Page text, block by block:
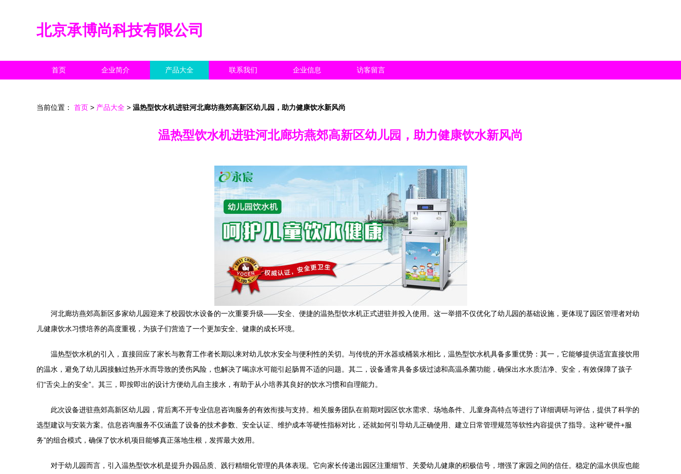
北京承博尚科技有限公司
首页 企业简介 产品大全 联系我们 企业信息 访客留言
当前位置： 首页 > 产品大全 > 温热型饮水机进驻河北廊坊燕郊高新区幼儿园，助力健康饮水新风尚
温热型饮水机进驻河北廊坊燕郊高新区幼儿园，助力健康饮水新风尚
河北廊坊燕郊高新区多家幼儿园迎来了校园饮水设备的一次重要升级——安全、便捷的温热型饮水机正式进驻并投入使用。这一举措不仅优化了幼儿园的基础设施，更体现了园区管理者对幼
儿健康饮水习惯培养的高度重视，为孩子们营造了一个更加安全、健康的成长环境。
温热型饮水机的引入，直接回应了家长与教育工作者长期以来对幼儿饮水安全与便利性的关切。与传统的开水器或桶装水相比，温热型饮水机具备多重优势：其一，它能够提供适宜直接饮用
的温水，避免了幼儿因接触过热开水而导致的烫伤风险，也解决了喝凉水可能引起肠胃不适的问题。其二，设备通常具备多级过滤和高温杀菌功能，确保出水水质洁净、安全，有效保障了孩子
们“舌尖上的安全”。其三，即按即出的设计方便幼儿自主接水，有助于从小培养其良好的饮水习惯和自理能力。
此次设备进驻燕郊高新区幼儿园，背后离不开专业信息咨询服务的有效衔接与支持。相关服务团队在前期对园区饮水需求、场地条件、儿童身高特点等进行了详细调研与评估，提供了科学的
选型建议与安装方案。信息咨询服务不仅涵盖了设备的技术参数、安全认证、维护成本等硬性指标对比，还就如何引导幼儿正确使用、建立日常管理规范等软性内容提供了指导。这种“硬件+服
务”的组合模式，确保了饮水机项目能够真正落地生根，发挥最大效用。
对于幼儿园而言，引入温热型饮水机是提升办园品质、践行精细化管理的具体表现。它向家长传递出园区注重细节、关爱幼儿健康的积极信号，增强了家园之间的信任。稳定的温水供应也能